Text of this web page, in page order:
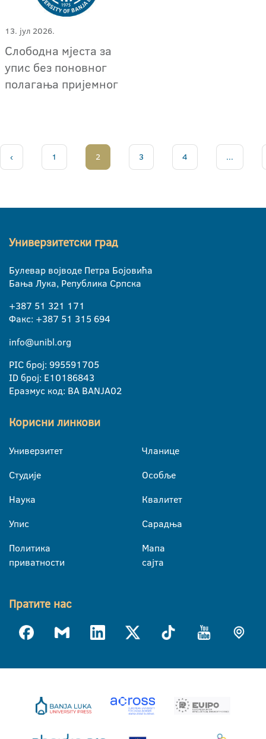
13. јул 2026.
Слободна мјеста за
упис без поновног
полагања пријемног
‹ 1 2 3 4 ...
Универзитетски град
Булевар војводе Петра Бојовића
Бања Лука, Република Српска
+387 51 321 171
Факс: +387 51 315 694
info@unibl.org
PIC број: 995591705
ID број: E10186843
Еразмус код: BA BANJA02
Корисни линкови
Универзитет
Студије
Наука
Упис
Политика
приватности
Чланице
Особље
Квалитет
Сарадња
Мапа
сајта
Пратите нас